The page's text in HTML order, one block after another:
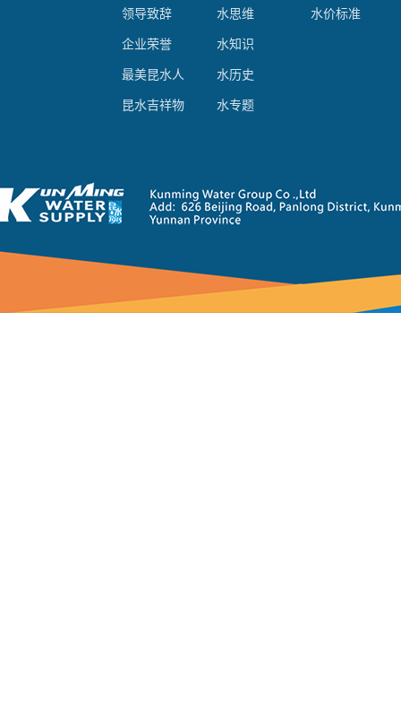
领导致辞
企业荣誉
最美昆水人
昆水吉祥物
水思维
水知识
水历史
水专题
水价标准